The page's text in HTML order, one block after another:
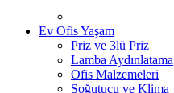
Ev Ofis Yaşam
Priz ve 3lü Priz
Lamba Aydınlatama
Ofis Malzemeleri
Soğutucu ve Klima